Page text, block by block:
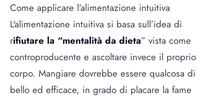
Come applicare l’alimentazione intuitiva
L'alimentazione intuitiva si basa sull’idea di
rifiutare la “mentalità da dieta” vista come
controproducente e ascoltare invece il proprio
corpo. Mangiare dovrebbe essere qualcosa di
bello ed efficace, in grado di placare la fame